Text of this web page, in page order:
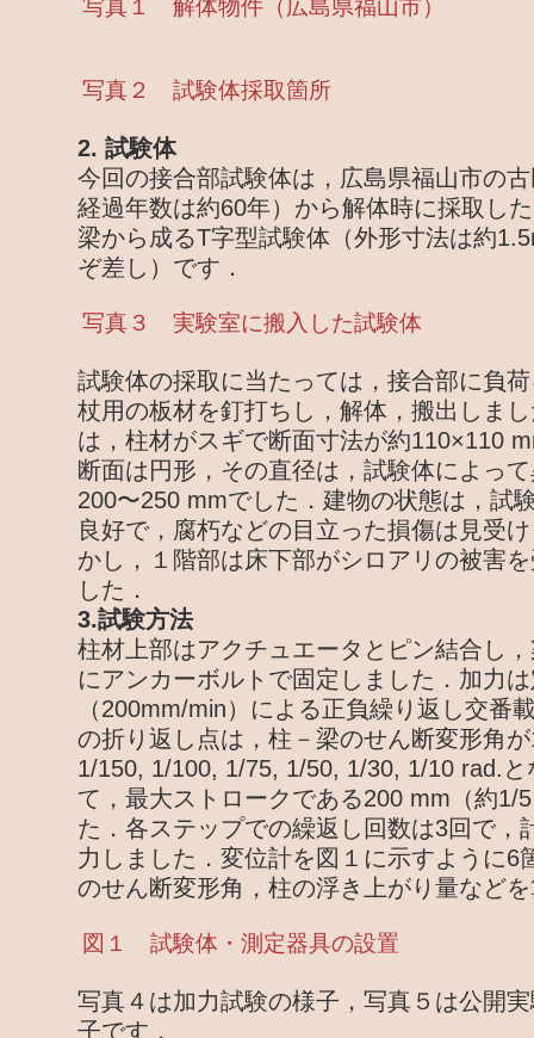
写真１ 解体物件（広島県福山市）
写真２ 試験体採取箇所
2. 試験体
今回の接合部試験体は，広島県福山市の
経過年数は約60年）から解体時に採取し
梁から成るT字型試験体（外形寸法は約
ぞ差し）です．
写真３ 実験室に搬入した試験体
試験体の採取に当たっては，接合部に負
杖用の板材を釘打ちし，解体，搬出しま
は，柱材がスギで断面寸法が約110×110
断面は円形，その直径は，試験体によっ
200〜250 mmでした．建物の状態は，試
良好で，腐朽などの目立った損傷は見受
かし，１階部は床下部がシロアリの被害
した．
3.試験方法
柱材上部はアクチュエータとピン結合し
にアンカーボルトで固定しました．加力
（200mm/min）による正負繰り返し交番
の折り返し点は，柱－梁のせん断変形角
1/150, 1/100, 1/75, 1/50, 1/30, 1/10 rad.
て，最大ストロークである200 mm（約1/
た．各ステップでの繰返し回数は3回で，
力しました．変位計を図１に示すように6
のせん断変形角，柱の浮き上がり量など
図１ 試験体・測定器具の設置
写真４は加力試験の様子，写真５は公開
子です．